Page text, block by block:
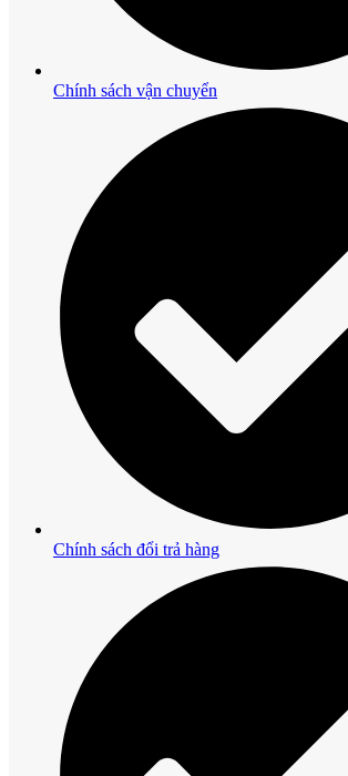
Chính sách vận chuyển
Chính sách đổi trả hàng